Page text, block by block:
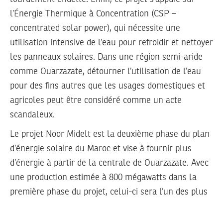
l’Énergie Thermique à Concentration (CSP –
concentrated solar power), qui nécessite une
utilisation intensive de l’eau pour refroidir et nettoyer
les panneaux solaires. Dans une région semi-aride
comme Ouarzazate, détourner l’utilisation de l’eau
pour des fins autres que les usages domestiques et
agricoles peut être considéré comme un acte
scandaleux.
Le projet Noor Midelt est la deuxième phase du plan
d’énergie solaire du Maroc et vise à fournir plus
d’énergie à partir de la centrale de Ouarzazate. Avec
une production estimée à 800 mégawatts dans la
première phase du projet, celui-ci sera l’un des plus